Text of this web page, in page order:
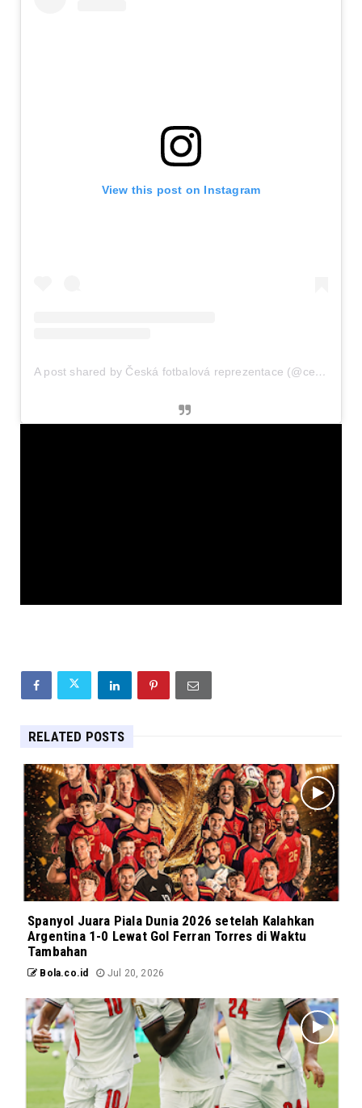
View this post on Instagram
A post shared by Česká fotbalová reprezentace (@ceskarepre)
RELATED POSTS
Spanyol Juara Piala Dunia 2026 setelah Kalahkan
Argentina 1-0 Lewat Gol Ferran Torres di Waktu
Tambahan
Bola.co.id Jul 20, 2026